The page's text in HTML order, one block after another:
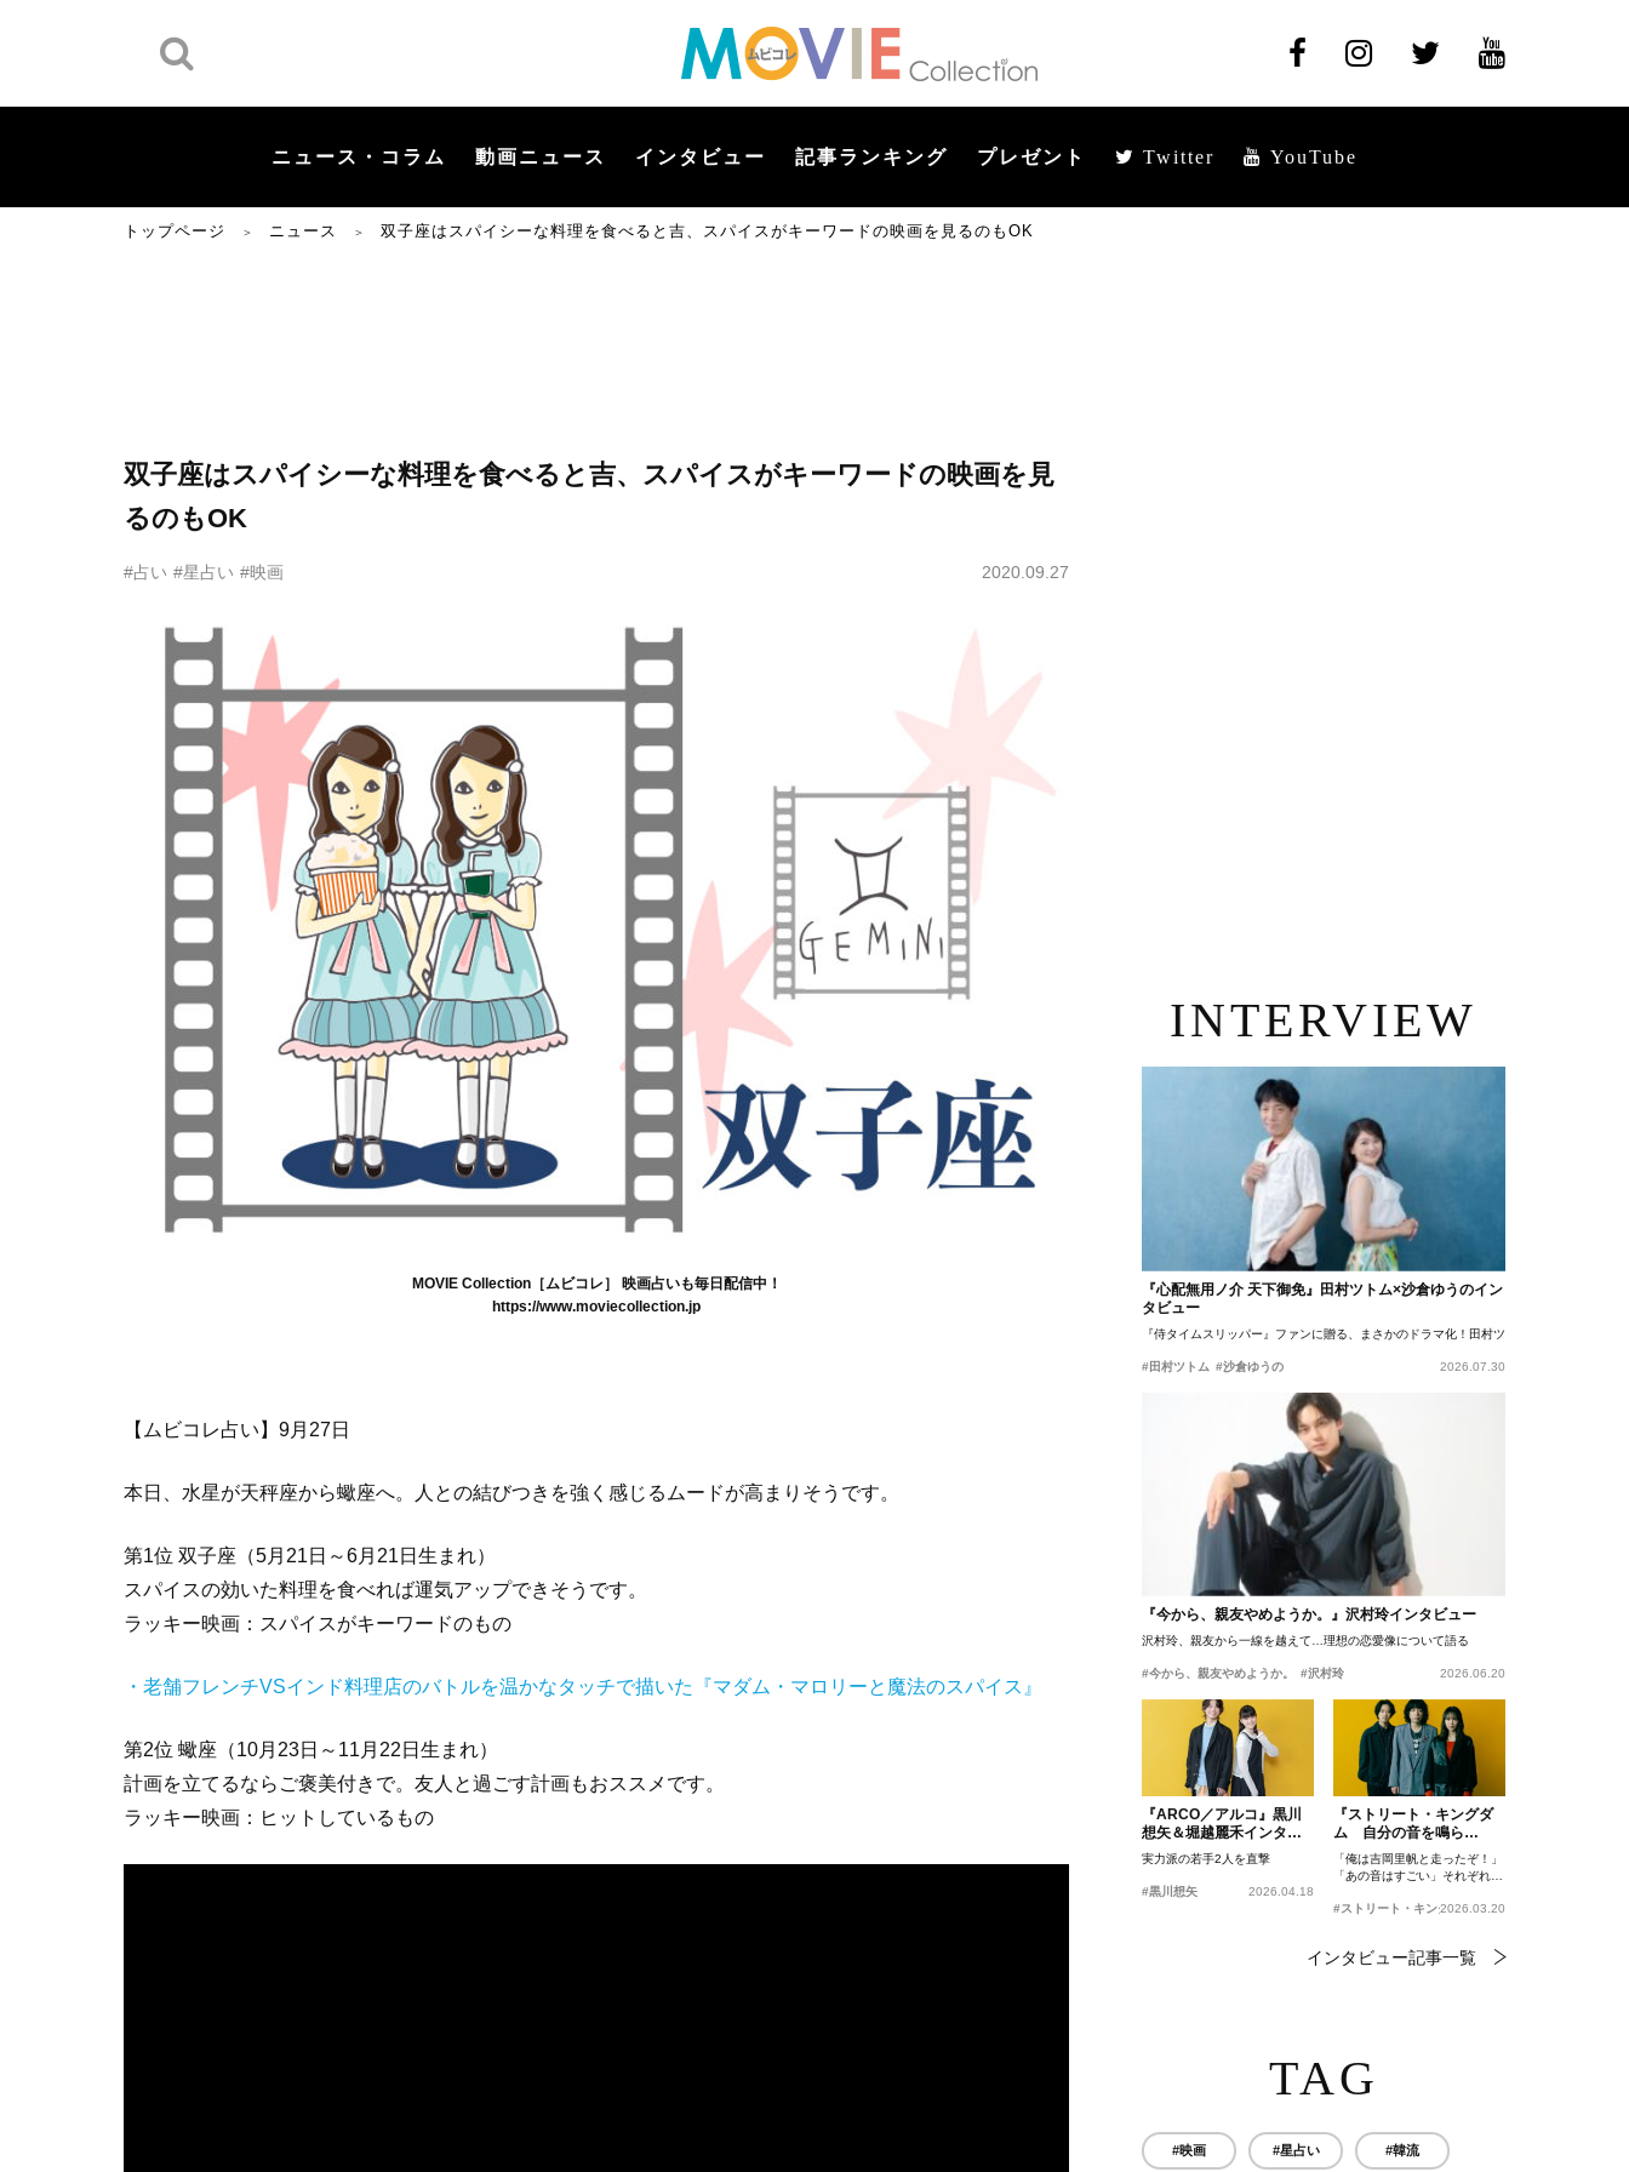
ニュース・コラム 動画ニュース インタビュー 記事ランキング プレゼント Twitter YouTube
トップページ ＞ ニュース ＞ 双子座はスパイシーな料理を食べると吉、スパイスがキーワードの映画を見るのもOK
双子座はスパイシーな料理を食べると吉、スパイスがキーワードの映画を見
るのもOK
#占い #星占い #映画 2020.09.27
MOVIE Collection［ムビコレ］ 映画占いも毎日配信中！
https://www.moviecollection.jp
【ムビコレ占い】9月27日
本日、水星が天秤座から蠍座へ。人との結びつきを強く感じるムードが高まりそうです。
第1位 双子座（5月21日～6月21日生まれ）
スパイスの効いた料理を食べれば運気アップできそうです。
ラッキー映画：スパイスがキーワードのもの
・老舗フレンチVSインド料理店のバトルを温かなタッチで描いた『マダム・マロリーと魔法のスパイス』
第2位 蠍座（10月23日～11月22日生まれ）
計画を立てるならご褒美付きで。友人と過ごす計画もおススメです。
ラッキー映画：ヒットしているもの
INTERVIEW
『心配無用ノ介 天下御免』田村ツトム×沙倉ゆうのイン
タビュー
『侍タイムスリッパー』ファンに贈る、まさかのドラマ化！田村ツトム×沙倉ゆうのが語
#田村ツトム #沙倉ゆうの 2026.07.30
『今から、親友やめようか。』沢村玲インタビュー
沢村玲、親友から一線を越えて…理想の恋愛像について語る
#今から、親友やめようか。 #沢村玲 2026.06.20
『ARCO／アルコ』黒川
想矢＆堀越麗禾インタビ
ュー
実力派の若手2人を直撃
#黒川想矢 2026.04.18
『ストリート・キングダ
ム 自分の音を鳴ら
せ。』峯田和伸、若葉竜
也、吉岡里帆インタビュ
ー
「俺は吉岡里帆と走ったぞ！」
「あの音はすごい」それぞれの
#ストリート・キングダム 自分の音を鳴らせ。
2026.03.20
インタビュー記事一覧
TAG
#映画 #星占い #韓流